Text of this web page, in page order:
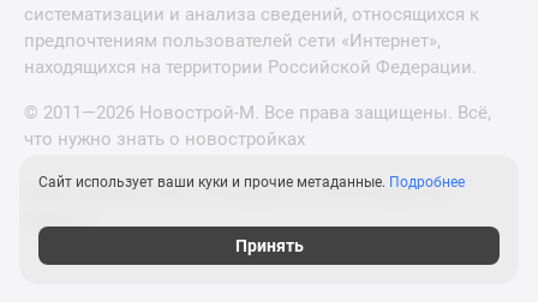
систематизации и анализа сведений, относящихся к
предпочтениям пользователей сети «Интернет»,
находящихся на территории Российской Федерации.
© 2011—2026 Новострой-М. Все права защищены. Всё,
что нужно знать о новостройках
Новостройки Санкт-Петербурга и Ленинградской
Сайт использует ваши куки и прочие метаданные. Подробнее
Принять